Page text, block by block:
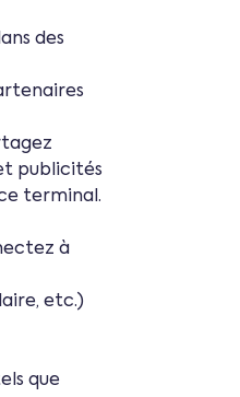
des
publicités
terminal.
à
etc.)
que